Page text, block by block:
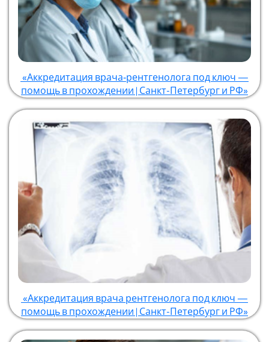
«Аккредитация врача‑рентгенолога под ключ —
помощь в прохождении | Санкт-Петербург и РФ»
«Аккредитация врача рентгенолога под ключ —
помощь в прохождении | Санкт-Петербург и РФ»